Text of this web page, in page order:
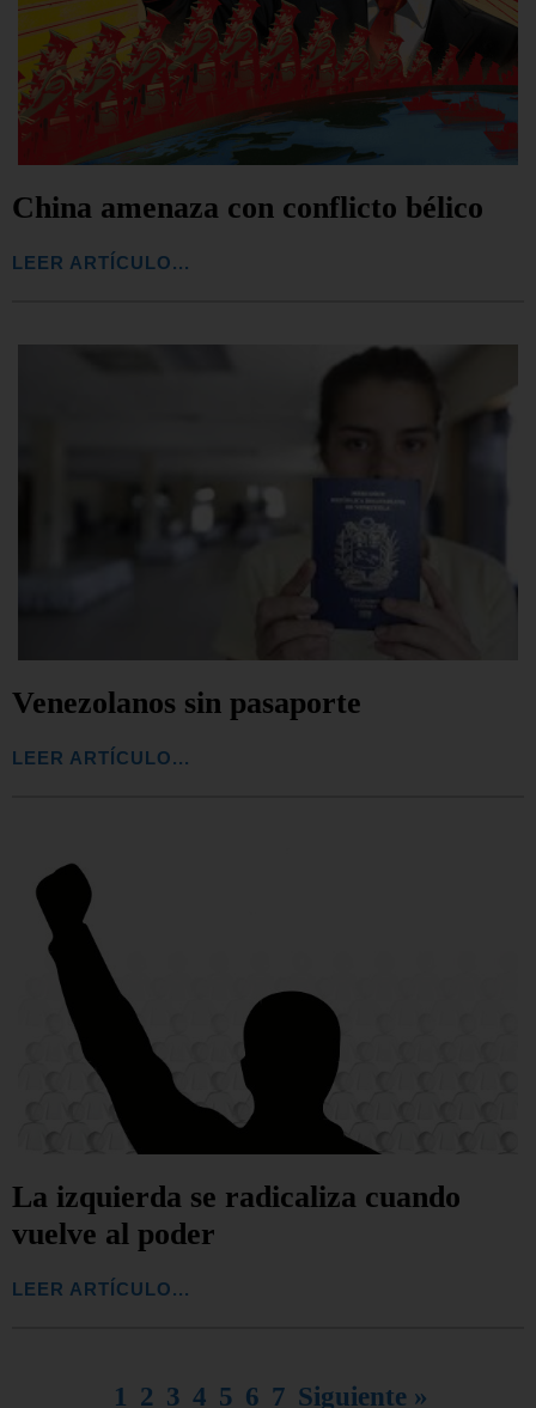
China amenaza con conflicto bélico
LEER ARTÍCULO...
Venezolanos sin pasaporte
LEER ARTÍCULO...
La izquierda se radicaliza cuando
vuelve al poder
LEER ARTÍCULO...
1 2 3 4 5 6 7 Siguiente »